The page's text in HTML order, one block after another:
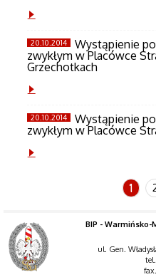
20.10.2014 Wystąpienie
zwykłym w Placówce
Grzechotkach
20.10.2014 Wystąpienie
zwykłym w Placówce
1
BIP - Warmińsko-
ul. Gen.